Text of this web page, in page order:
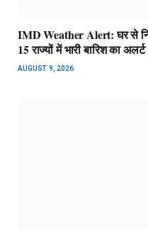
IMD Weather Alert: घर से
15 राज्यों में भारी बारिश का
AUGUST 9, 2026